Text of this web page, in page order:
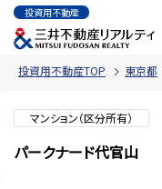
投資用不動産
投資用不動産TOP 東京都
マンション（区分所有）
パークナード代官山